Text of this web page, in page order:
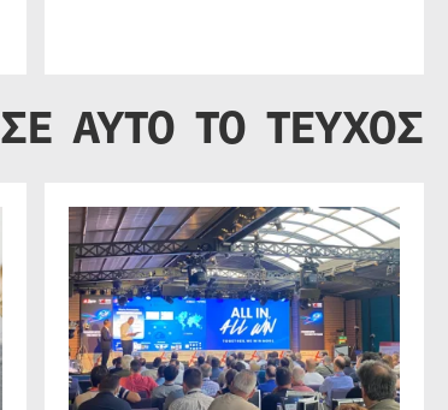
ΣΕ ΑΥΤΟ ΤΟ ΤΕΥΧΟΣ